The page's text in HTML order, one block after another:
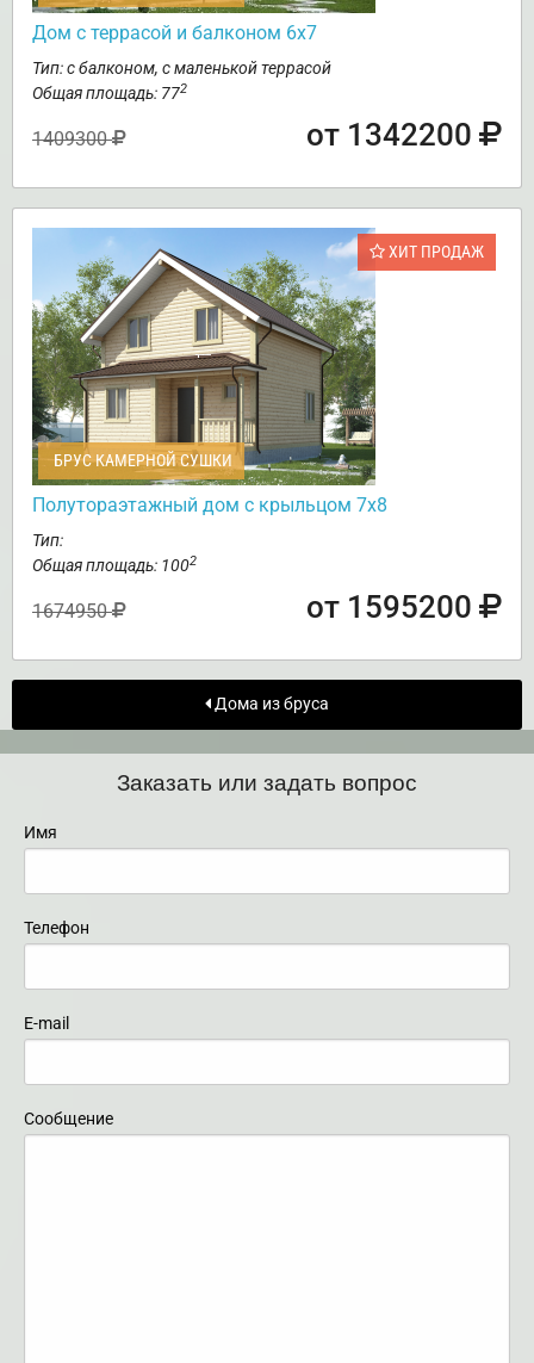
Дом с террасой и балконом 6х7
Тип: с балконом, с маленькой террасой
Общая площадь: 772
1409300 от 1342200
ХИТ ПРОДАЖ
БРУС КАМЕРНОЙ СУШКИ
Полутораэтажный дом с крыльцом 7х8
Тип:
Общая площадь: 1002
1674950 от 1595200
Дома из бруса
Заказать или задать вопрос
Имя
Телефон
E-mail
Сообщение